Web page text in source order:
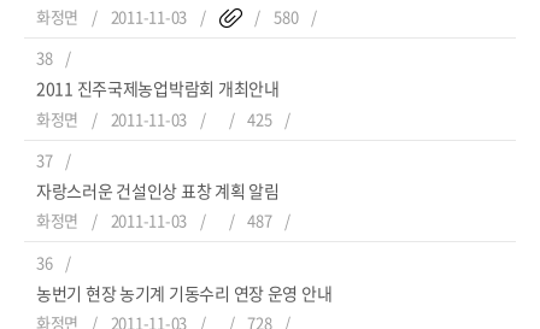
화정면 2011-11-03
580
38
2011 진주국제농업박람회 개최안내
화정면 2011-11-03
425
37
자랑스러운 건설인상 표창 계획 알림
화정면 2011-11-03
487
36
농번기 현장 농기계 기동수리 연장 운영 안내
화정면 2011-11-03
728